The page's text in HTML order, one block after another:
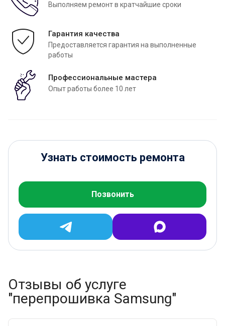
Выполняем ремонт в кратчайшие сроки
Гарантия качества
Предоставляется гарантия на выполненные
работы
Профессиональные мастера
Опыт работы более 10 лет
Узнать стоимость ремонта
Позвонить
Отзывы об услуге
"перепрошивка Samsung"